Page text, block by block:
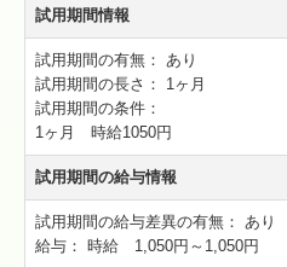
試用期間情報
試用期間の有無： あり
試用期間の長さ： 1ヶ月
試用期間の条件：
1ヶ月 時給1050円
試用期間の給与情報
試用期間の給与差異の有無： あり
給与： 時給 1,050円～1,050円